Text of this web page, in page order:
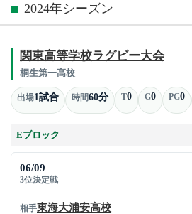
2024年シーズン
関東高等学校ラグビー大会
桐生第一高校
出場1試合 時間60分 T0 G0 PG0
Eブロック
06/09
3位決定戦
相手東海大浦安高校